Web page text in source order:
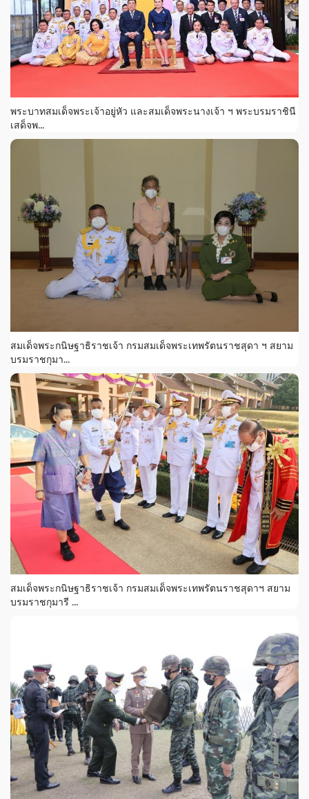
พระบาทสมเด็จพระเจ้าอยู่หัว และสมเด็จพระนางเจ้า ฯ พระบรมราชินี
เสด็จพ...
สมเด็จพระกนิษฐาธิราชเจ้า กรมสมเด็จพระเทพรัตนราชสุดา ฯ สยาม
บรมราชกุมา...
สมเด็จพระกนิษฐาธิราชเจ้า กรมสมเด็จพระเทพรัตนราชสุดาฯ สยาม
บรมราชกุมารี ...